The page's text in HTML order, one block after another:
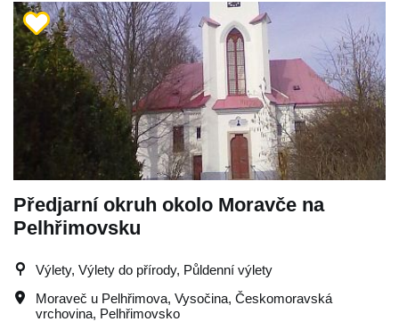
Předjarní okruh okolo Moravče na
Pelhřimovsku
Výlety, Výlety do přírody, Půldenní výlety
Moraveč u Pelhřimova, Vysočina, Českomoravská
vrchovina, Pelhřimovsko